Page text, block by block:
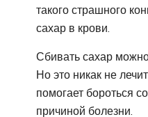
такого страшного
сахар в крови.
Сбивать сахар
Но это никак не
помогает бороться
причиной болезни.